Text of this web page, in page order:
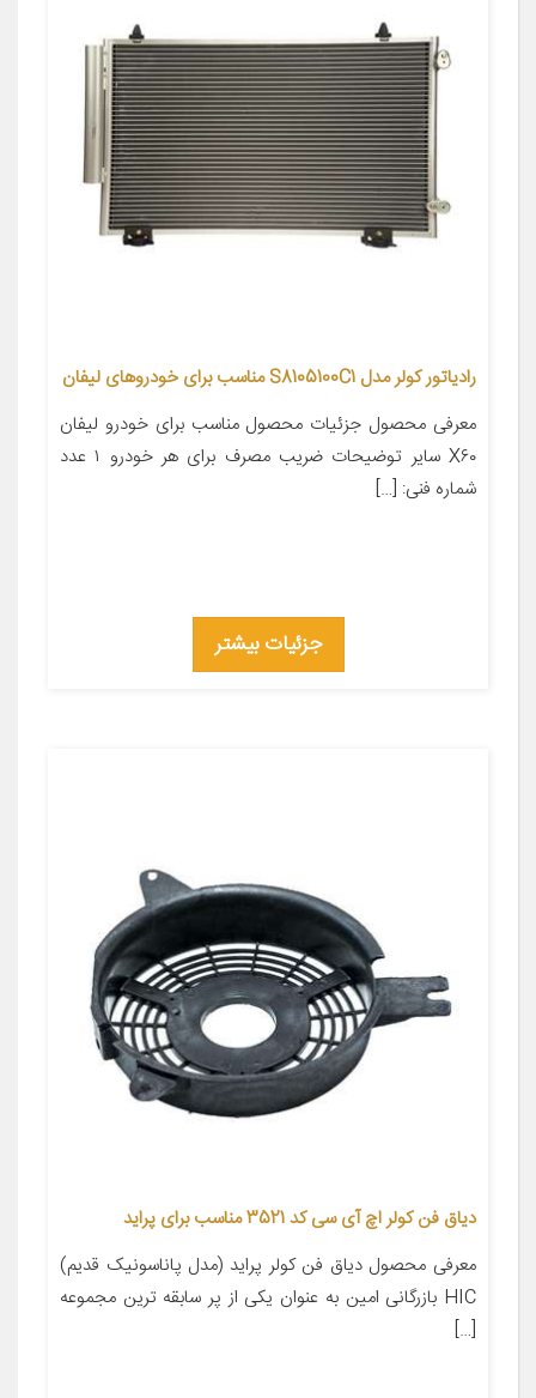
رادیاتور کولر مدل S8105100C1 مناسب برای خودروهای لیفان
معرفی محصول جزئیات محصول مناسب برای خودرو لیفان
X۶۰ سایر توضیحات ضریب مصرف برای هر خودرو ۱ عدد
شماره فنی: […]
جزئیات بیشتر
دیاق فن کولر اچ آی سی کد 3521 مناسب برای پراید
معرفی محصول دیاق فن کولر پراید (مدل پاناسونیک قدیم)
HIC بازرگانی امین به عنوان یکی از پر سابقه ترین مجموعه
[…]